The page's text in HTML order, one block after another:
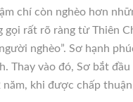
chí còn nghèo hơn
gọi rất rõ ràng từ Thiên
nghèo”. Sơ hạnh
Thay vào đó, Sơ bắt
năm, khi được chấp